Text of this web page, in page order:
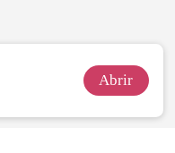
Abrir